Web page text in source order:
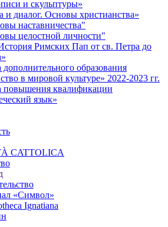
и скульптуры»
и диалог. Основы христианства»
наставничества"
целостной личности"
Римских Пап от св. Петра до
образования
в мировой культуре» 2022-2023 гг.
повышения квалификации
язык»
CATTOLICA
«Символ»
Ignatiana